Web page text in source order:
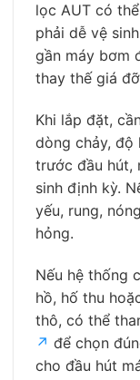
lọc AUT có
phải dễ vệ
gần máy bơm
thay thế giá
Khi lắp đặt,
dòng chảy, độ
trước đầu hút,
sinh định kỳ.
yếu, rung,
hỏng.
Nếu hệ thống
hồ, hố thu
thô, có thể
↗ để chọn
cho đầu hút